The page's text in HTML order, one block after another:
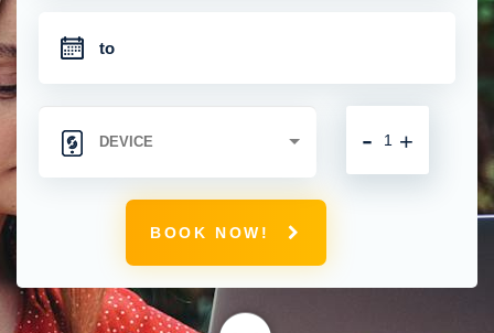
+
-
BOOK NOW!